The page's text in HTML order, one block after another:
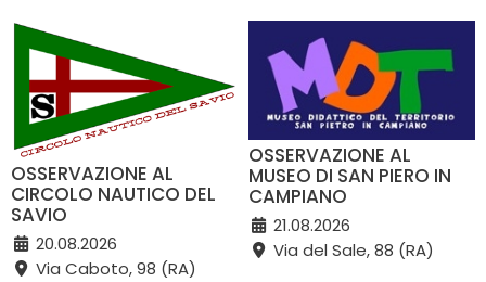
OSSERVAZIONE AL
CIRCOLO NAUTICO DEL
SAVIO
20.08.2026
Via Caboto, 98 (RA)
OSSERVAZIONE AL
MUSEO DI SAN PIERO IN
CAMPIANO
21.08.2026
Via del Sale, 88 (RA)